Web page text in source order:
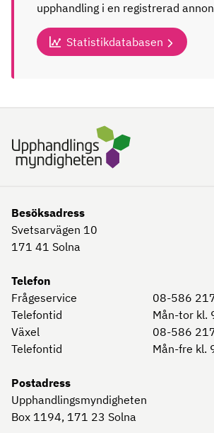
upphandling i en registrerad
Statistikdatabasen
Besöksadress
Svetsarvägen 10
171 41 Solna
Telefon
Frågeservice
08-586
Telefontid
Mån-tor kl.
Växel
08-586
Telefontid
Mån-fre kl.
Postadress
Upphandlingsmyndigheten
Box 1194, 171 23 Solna